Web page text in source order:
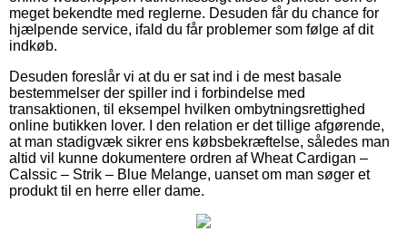
meget bekendte med reglerne. Desuden får du chance for
hjælpende service, ifald du får problemer som følge af dit
indkøb.
Desuden foreslår vi at du er sat ind i de mest basale
bestemmelser der spiller ind i forbindelse med
transaktionen, til eksempel hvilken ombytningsrettighed
online butikken lover. I den relation er det tillige afgørende,
at man stadigvæk sikrer ens købsbekræftelse, således man
altid vil kunne dokumentere ordren af Wheat Cardigan –
Calssic – Strik – Blue Melange, uanset om man søger et
produkt til en herre eller dame.